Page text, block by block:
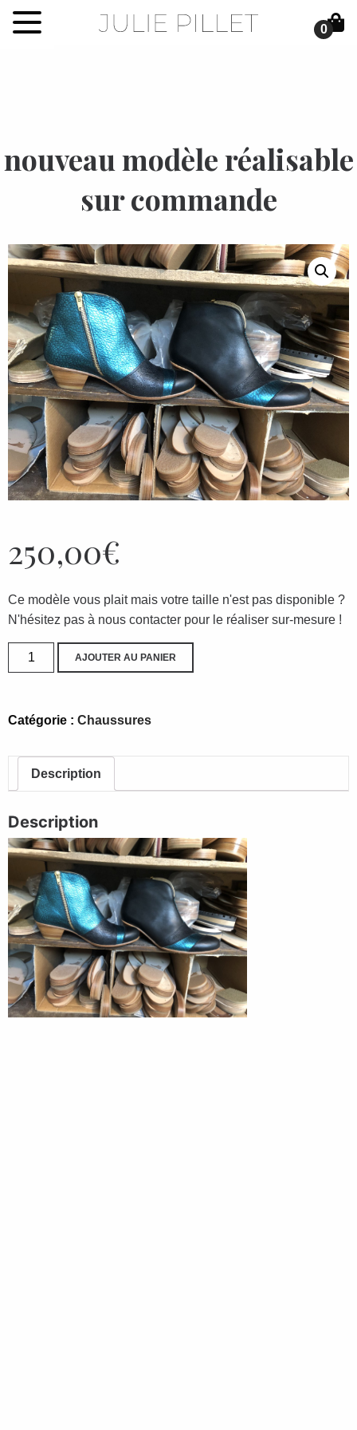
0
nouveau modèle réalisable
sur commande
250,00€
Ce modèle vous plait mais votre taille n'est pas disponible ?
N'hésitez pas à nous contacter pour le réaliser sur-mesure !
quantité
de
réalisable
commande
AJOUTER AU PANIER
Catégorie : Chaussures
Description
Description